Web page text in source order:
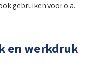
gebruiken voor o.a.
en werkdruk